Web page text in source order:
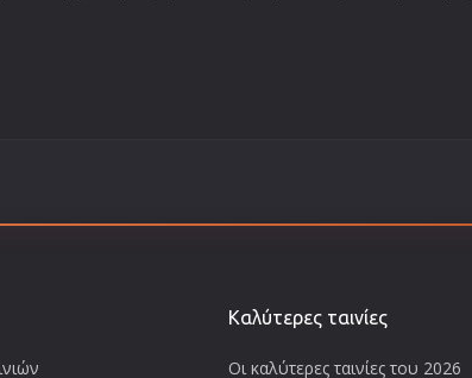
Καλύτερες ταινίες
Οι καλύτερες ταινίες του 2026